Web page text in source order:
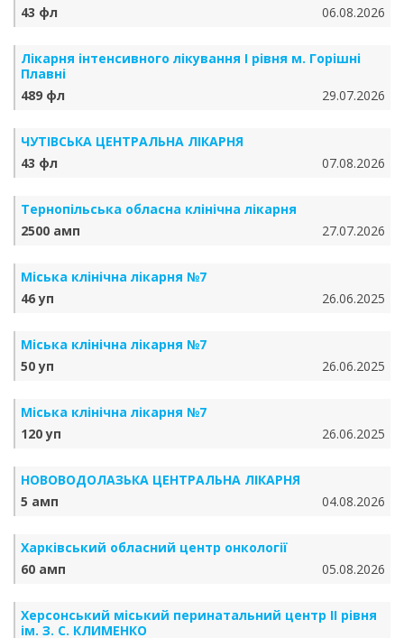
43 фл
06.08.2026
Лікарня інтенсивного лікування І рівня м. Горішні
Плавні
489 фл
29.07.2026
ЧУТІВСЬКА ЦЕНТРАЛЬНА ЛІКАРНЯ
43 фл
07.08.2026
Тернопільська обласна клінічна лікарня
2500 амп
27.07.2026
Міська клінічна лікарня №7
46 уп
26.06.2025
Міська клінічна лікарня №7
50 уп
26.06.2025
Міська клінічна лікарня №7
120 уп
26.06.2025
НОВОВОДОЛАЗЬКА ЦЕНТРАЛЬНА ЛІКАРНЯ
5 амп
04.08.2026
Харківський обласний центр онкології
60 амп
05.08.2026
Херсонський міський перинатальний центр ІІ рівня
ім. З. С. КЛИМЕНКО